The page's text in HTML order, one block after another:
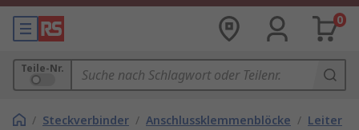
0
Teile-Nr.
/ Steckverbinder / Anschlussklemmenblöcke /